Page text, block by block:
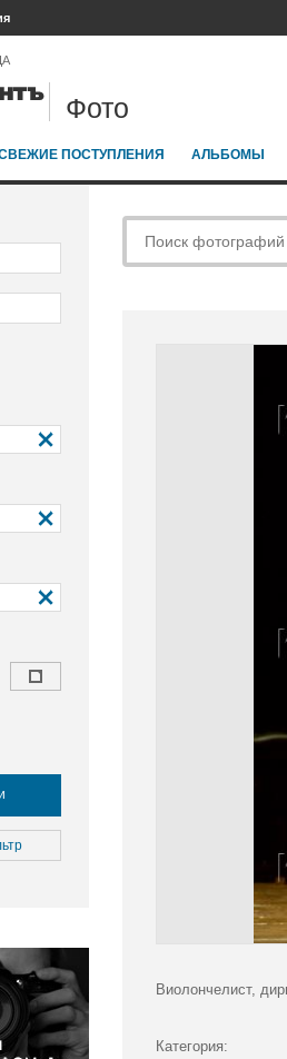
Фото
ПОСТУПЛЕНИЯ АЛЬБОМЫ
Виолончелист,
Категория: